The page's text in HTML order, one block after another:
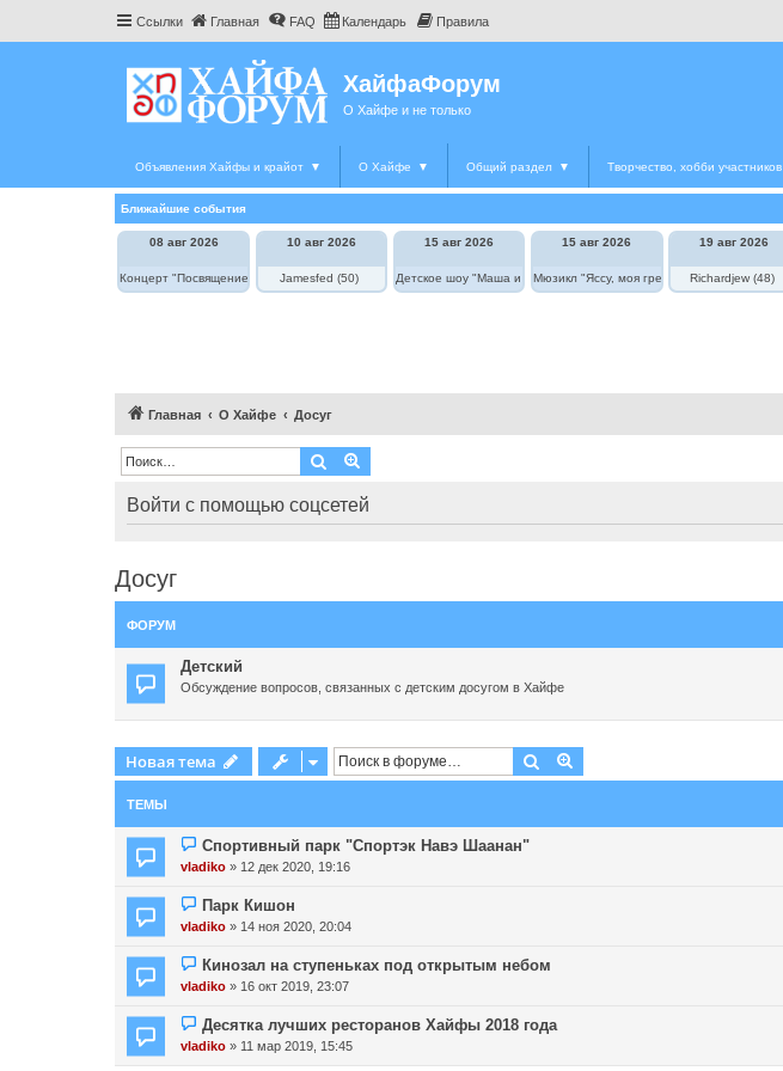
Ссылки Главная FAQ Календарь Правила
ХайфаФорум
О Хайфе и не только
Объявления Хайфы и крайот ▼ О Хайфе ▼ Общий раздел ▼ Творчество, хобби участников
Ближайшие события
08 авг 2026
Концерт "Посвящение Элле Фицджеральд"
10 авг 2026
Jamesfed (50)
15 авг 2026
Детское шоу "Маша и Медведь в цирке"
15 авг 2026
Мюзикл "Яссу, моя греческая любовь"
19 авг 2026
Richardjew (48)
Главная О Хайфе Досуг
Поиск
Войти с помощью соцсетей
Досуг
ФОРУМ
Детский
Обсуждение вопросов, связанных с детским досугом в Хайфе
Новая тема Поиск
ТЕМЫ
Спортивный парк "Спортэк Навэ Шаанан"
vladiko » 12 дек 2020, 19:16
Парк Кишон
vladiko » 14 ноя 2020, 20:04
Кинозал на ступеньках под открытым небом
vladiko » 16 окт 2019, 23:07
Десятка лучших ресторанов Хайфы 2018 года
vladiko » 11 мар 2019, 15:45